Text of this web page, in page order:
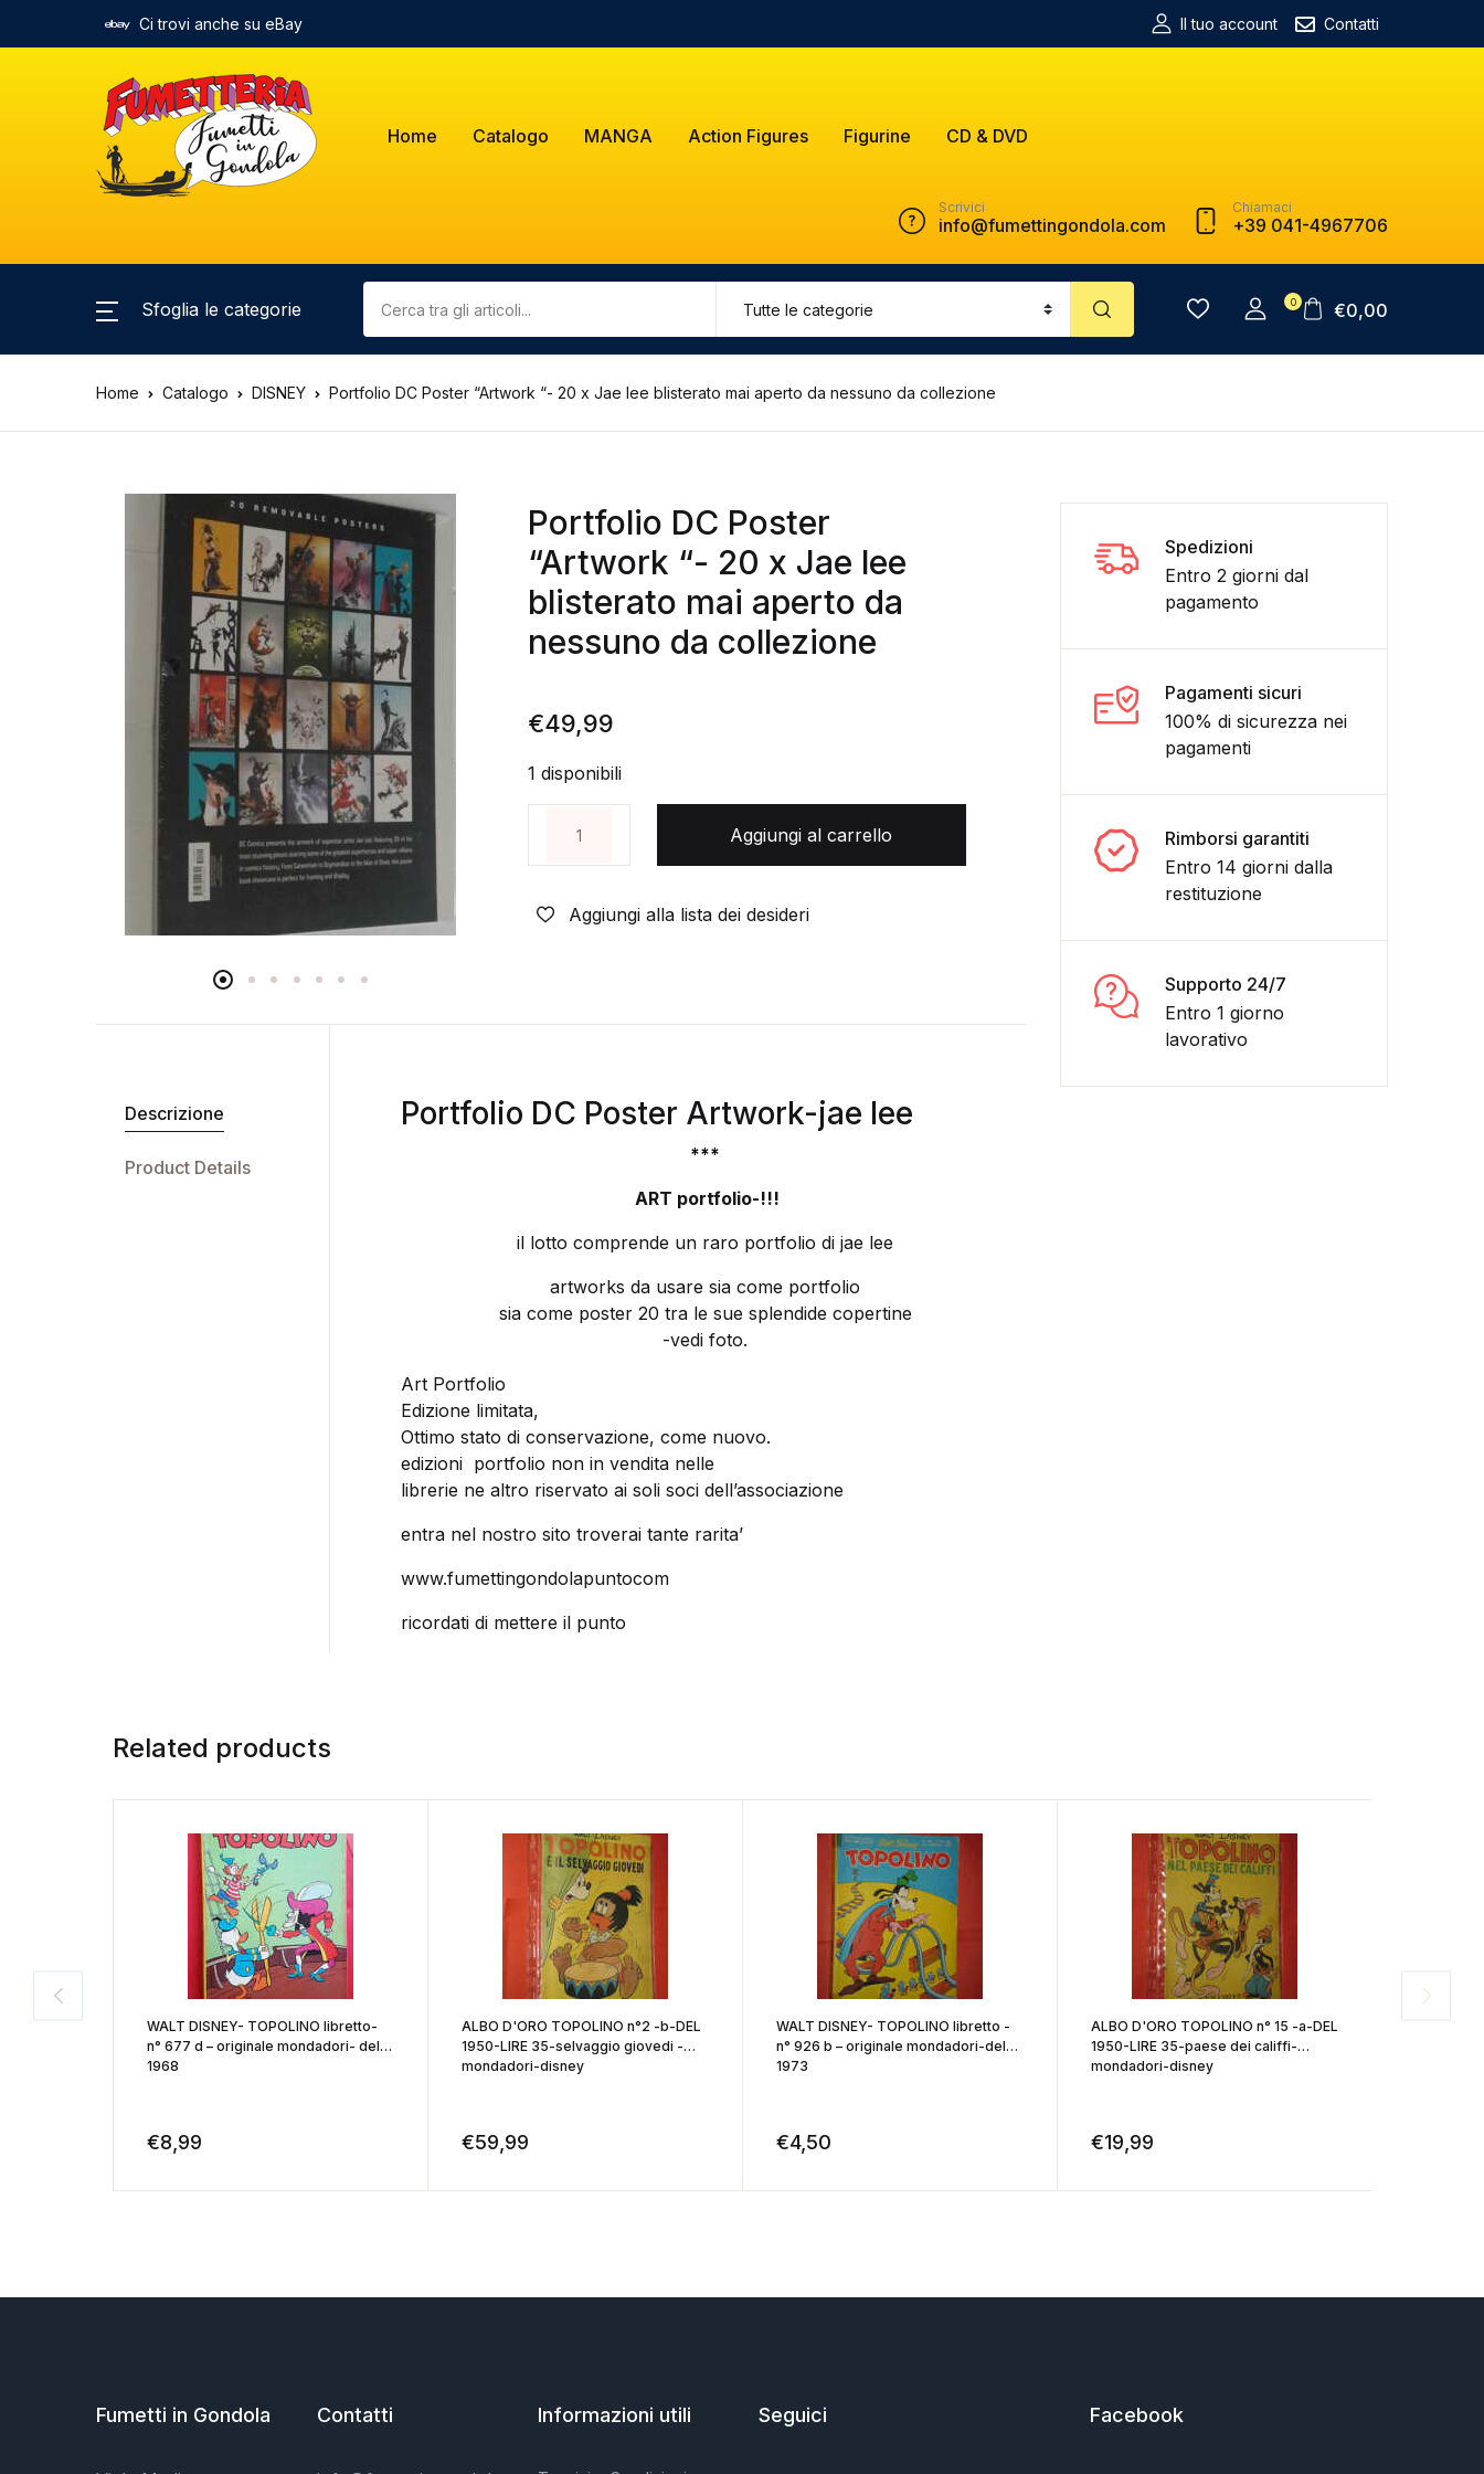
Ci trovi anche su eBay Il tuo account Contatti
Home Catalogo MANGA Action Figures Figurine CD & DVD
Scrivici
info@fumettingondola.com
Chiamaci
+39 041-4967706
Sfoglia le categorie 0 €0,00
Home Catalogo DISNEY Portfolio DC Poster “Artwork “- 20 x Jae lee blisterato mai aperto da nessuno da collezione
Portfolio DC Poster
“Artwork “- 20 x Jae lee
blisterato mai aperto da
nessuno da collezione
€49,99
1 disponibili
Aggiungi al carrello
Aggiungi alla lista dei desideri
Descrizione
Product Details
Portfolio DC Poster Artwork-jae lee
***
ART portfolio-!!!
il lotto comprende un raro portfolio di jae lee
artworks da usare sia come portfolio
sia come poster 20 tra le sue splendide copertine
-vedi foto.
Art Portfolio
Edizione limitata,
Ottimo stato di conservazione, come nuovo.
edizioni portfolio non in vendita nelle
librerie ne altro riservato ai soli soci dell’associazione
entra nel nostro sito troverai tante rarita’
www.fumettingondolapuntocom
ricordati di mettere il punto
Spedizioni
Entro 2 giorni dal
pagamento
Pagamenti sicuri
100% di sicurezza nei
pagamenti
Rimborsi garantiti
Entro 14 giorni dalla
restituzione
Supporto 24/7
Entro 1 giorno
lavorativo
Related products
WALT DISNEY- TOPOLINO libretto-
n° 677 d – originale mondadori- del
1968
€8,99
ALBO D'ORO TOPOLINO n°2 -b-DEL
1950-LIRE 35-selvaggio giovedi -
mondadori-disney
€59,99
WALT DISNEY- TOPOLINO libretto -
n° 926 b – originale mondadori-del
1973
€4,50
ALBO D'ORO TOPOLINO n° 15 -a-DEL
1950-LIRE 35-paese dei califfi-
mondadori-disney
€19,99
Fumetti in Gondola Contatti Informazioni utili Seguici Facebook